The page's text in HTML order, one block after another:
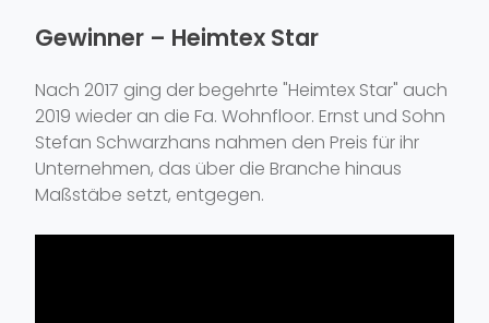
Gewinner – Heimtex Star
Nach 2017 ging der begehrte "Heimtex Star" auch
2019 wieder an die Fa. Wohnfloor. Ernst und Sohn
Stefan Schwarzhans nahmen den Preis für ihr
Unternehmen, das über die Branche hinaus
Maßstäbe setzt, entgegen.